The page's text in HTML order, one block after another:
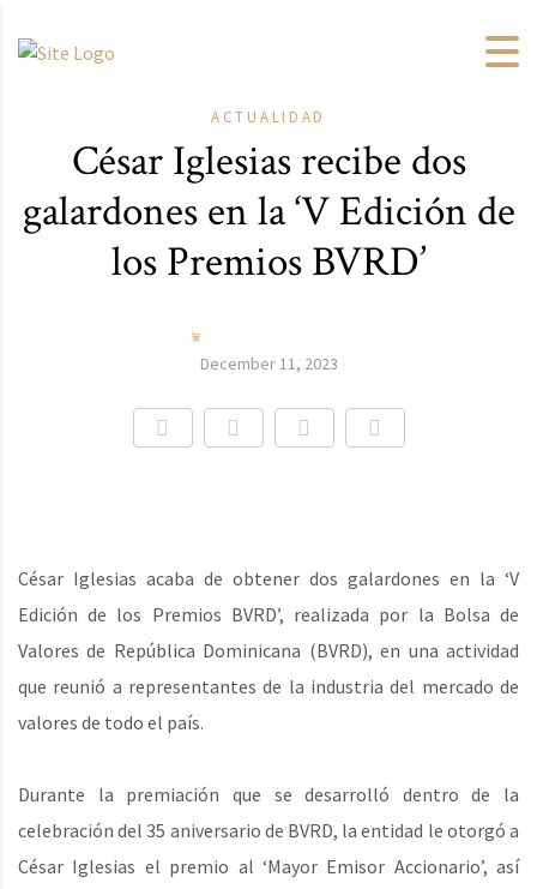
ACTUALIDAD
César Iglesias recibe dos
galardones en la ‘V Edición de
los Premios BVRD’
December 11, 2023
César Iglesias acaba de obtener dos galardones en la ‘V
Edición de los Premios BVRD’, realizada por la Bolsa de
Valores de República Dominicana (BVRD), en una actividad
que reunió a representantes de la industria del mercado de
valores de todo el país.
Durante la premiación que se desarrolló dentro de la
celebración del 35 aniversario de BVRD, la entidad le otorgó a
César Iglesias el premio al ‘Mayor Emisor Accionario’, así